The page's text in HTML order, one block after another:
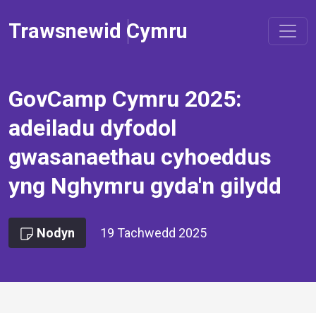
Trawsnewid Cymru
GovCamp Cymru 2025:
adeiladu dyfodol
gwasanaethau cyhoeddus
yng Nghymru gyda'n gilydd
Nodyn 19 Tachwedd 2025